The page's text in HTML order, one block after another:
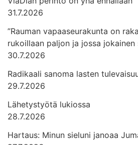
31.7.2026
”Rauman vapaaseurakunta on
rukoillaan paljon ja jossa
30.7.2026
Radikaali sanoma lasten
29.7.2026
Lähetystyötä lukiossa
28.7.2026
Hartaus: Minun sieluni janoaa